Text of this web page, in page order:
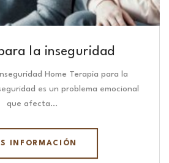
la inseguridad
Home Terapia para la
es un problema emocional
que afecta…
INFORMACIÓN